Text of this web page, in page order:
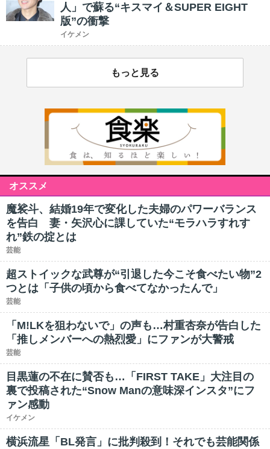
人」で蘇る“キスマイ＆SUPER EIGHT
版”の衝撃
イケメン
もっと見る
オススメ
魔裟斗、結婚19年で変化した夫婦のパワーバランス
を告白 妻・矢沢心に課していた“モラハラすれす
れ”鉄の掟とは
芸能
超ストイックな武尊が“引退した今こそ食べたい物”2
つとは「子供の頃から食べてなかったんで」
芸能
「M!LKを狙わないで」の声も…村重杏奈が告白した
「推しメンバーへの熱烈愛」にファンが大警戒
芸能
目黒蓮の不在に賛否も…「FIRST TAKE」大注目の
裏で投稿された“Snow Manの意味深インスタ”にフ
ァン感動
イケメン
横浜流星「BL発言」に批判殺到！それでも芸能関係